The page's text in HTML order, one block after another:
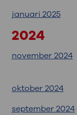
januari 2025
2024
november 2024
oktober 2024
september 2024